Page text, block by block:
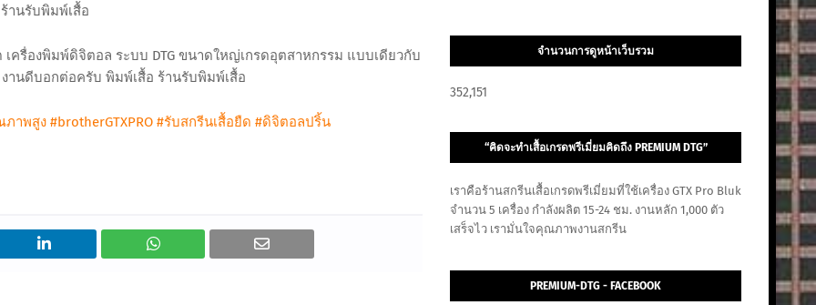
ร้านรับพิมพ์เสื้อ
เครื่องพิมพ์ดิจิตอล ระบบ DTG ขนาดใหญ่เกรดอุตสาหกรรม แบบเดียวกับ
านดีบอกต่อครับ พิมพ์เสื้อ ร้านรับพิมพ์เสื้อ
าพสูง #brotherGTXPRO #รับสกรีนเสื้อยืด #ดิจิตอลปริ้น
จำนวนการดูหน้าเว็บรวม
352,151
“คิดจะทำเสื้อเกรดพรีเมี่ยมคิดถึง PREMIUM DTG”
เราคือร้านสกรีนเสื้อเกรดพรีเมี่ยมที่ใช้เครื่อง GTX Pro Bluk
จำนวน 5 เครื่อง กำลังผลิต 15-24 ชม. งานหลัก 1,000 ตัว
เสร็จไว เรามั่นใจคุณภาพงานสกรีน
PREMIUM-DTG - FACEBOOK